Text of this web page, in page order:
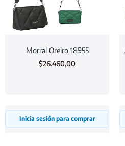
Morral Oreiro 18955
$26.460,00
Inicia sesión para comprar